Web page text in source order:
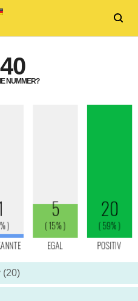
NUMMER?
(20)